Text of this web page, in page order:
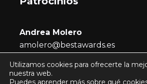
Andrea Molero
amolero@bestawards.es
Utilizamos cookies para ofrecerte la
nuestra web.
Puedes aprender más sobre qué